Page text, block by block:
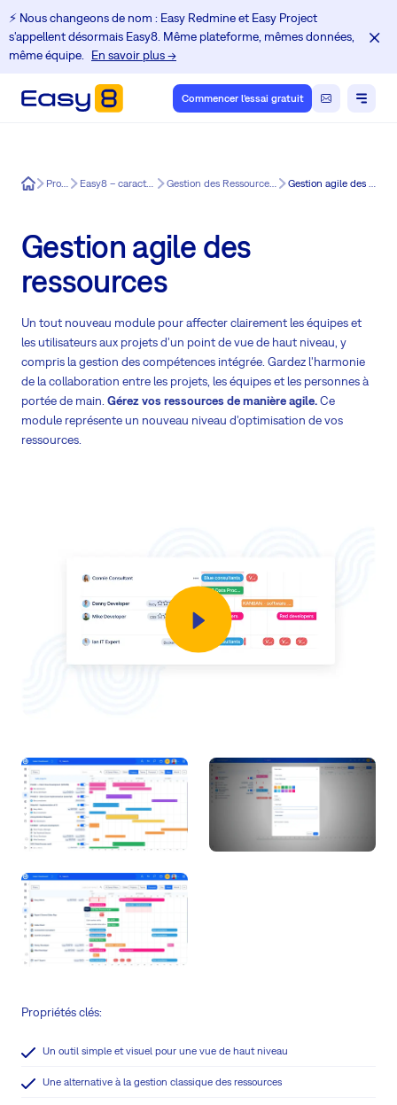
⚡️ Nous changeons de nom : Easy Redmine et Easy Project
s'appellent désormais Easy8. Même plateforme, mêmes données,
même équipe.
En savoir plus →
Commencer l'essai gratuit
Easy8 Produit Easy8 – caractéristiques Gestion des Ressources pour Easy8 Gestion agile des ressources
Gestion agile des
ressources
Un tout nouveau module pour affecter clairement les équipes et
les utilisateurs aux projets d'un point de vue de haut niveau, y
compris la gestion des compétences intégrée. Gardez l'harmonie
de la collaboration entre les projets, les équipes et les personnes à
portée de main. Gérez vos ressources de manière agile.Ce
module représente un nouveau niveau d'optimisation de vos
ressources.
Propriétés clés:
Un outil simple et visuel pour une vue de haut niveau
Une alternative à la gestion classique des ressources